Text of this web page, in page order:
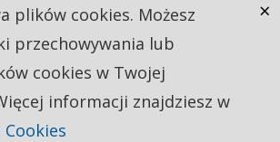
plików cookies. Możesz
przechowywania lub
cookies w Twojej
informacji znajdziesz w
×